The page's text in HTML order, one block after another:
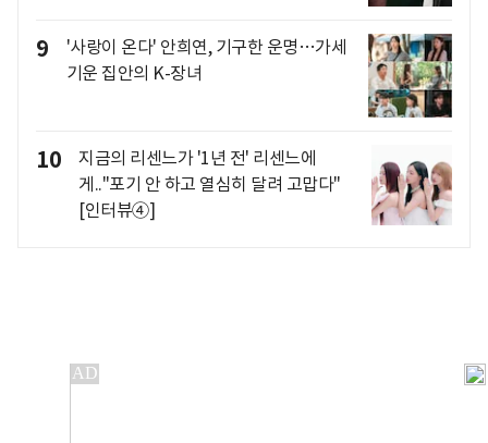
9
'사랑이 온다' 안희연, 기구한 운명…가세
기운 집안의 K-장녀
10
지금의 리센느가 '1년 전' 리센느에
게.."포기 안 하고 열심히 달려 고맙다"
[인터뷰④]